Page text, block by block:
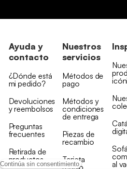
Continúa sin consentimiento
Ayuda y
contacto
¿Dónde está
mi pedido?
Devoluciones
y reembolsos
Preguntas
frecuentes
Retirada de
productos
Nuestros
servicios
Métodos de
pago
Métodos y
condiciones
de entrega
Piezas de
recambio
Tarjeta
al